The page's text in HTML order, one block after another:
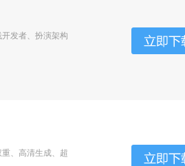
发者、扮演架构
、高清生成、超